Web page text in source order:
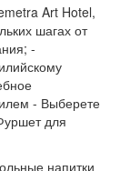
Art Hotel,
шагах от
-
- Выберете
для
напитки